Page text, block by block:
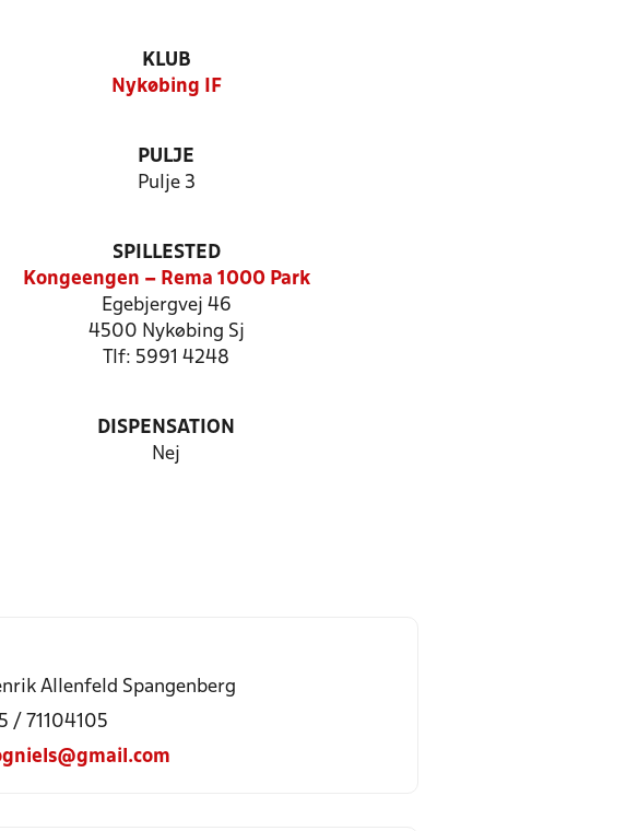
KLUB
Nykøbing IF
PULJE
Pulje 3
SPILLESTED
Kongeengen – Rema 1000 Park
Egebjergvej 46
4500 Nykøbing Sj
Tlf: 5991 4248
DISPENSATION
Nej
Allenfeld Spangenberg
/ 71104105